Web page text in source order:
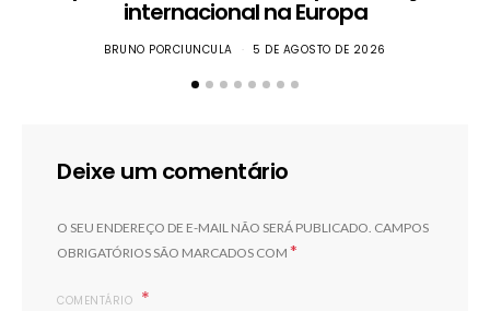
internacional na Europa
BRUNO PORCIUNCULA 5 DE AGOSTO DE 2026
Deixe um comentário
O SEU ENDEREÇO DE E-MAIL NÃO SERÁ PUBLICADO. CAMPOS
OBRIGATÓRIOS SÃO MARCADOS COM *
COMENTÁRIO